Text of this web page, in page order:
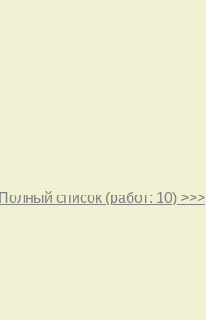
Полный список (работ: 10) >>>